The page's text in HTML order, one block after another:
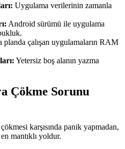
Uygulama verilerinin zamanla
Android sürümü ile uygulama
planda çalışan uygulamaların RAM
Yetersiz boş alanın yazma
Çökme Sorunu
karşısında panik yapmadan,
mantıklı yoldur.